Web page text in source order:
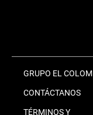
GRUPO EL
CONTÁCTANOS
TÉRMINOS Y